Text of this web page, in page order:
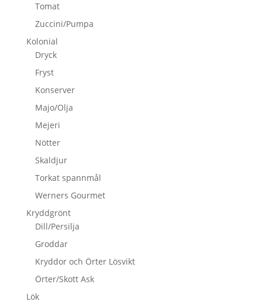
Tomat
Zuccini/Pumpa
Kolonial
Dryck
Fryst
Konserver
Majo/Olja
Mejeri
Nötter
Skaldjur
Torkat spannmål
Werners Gourmet
Kryddgrönt
Dill/Persilja
Groddar
Kryddor och Örter Lösvikt
Örter/Skott Ask
Lök